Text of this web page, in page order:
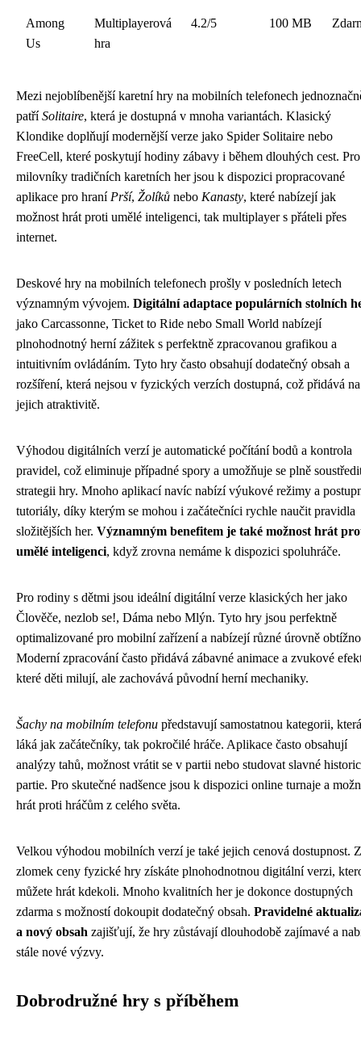
Among
Us
Multiplayerová
hra
4.2/5 100 MB
Mezi nejoblíbenější karetní hry na mobilních telefonech
patříSolitaire, která je dostupná v mnoha variantách. Klasický
Klondike doplňují modernější verze jako Spider Solitaire nebo
FreeCell, které poskytují hodiny zábavy i během dlouhých cest. Pro
milovníky tradičních karetních her jsou k dispozici propracované
aplikace pro hraní Prší, Žolíků nebo Kanasty, které nabízejí jak
možnost hrát proti umělé inteligenci, tak multiplayer s přáteli přes
internet.
Deskové hry na mobilních telefonech prošly v posledních letech
významným vývojem. Digitální adaptace populárních stolních
jako Carcassonne, Ticket to Ride nebo Small World nabízejí
plnohodnotný herní zážitek s perfektně zpracovanou grafikou a
intuitivním ovládáním. Tyto hry často obsahují dodatečný obsah a
rozšíření, která nejsou v fyzických verzích dostupná, což přidává na
jejich atraktivitě.
Výhodou digitálních verzí je automatické počítání bodů a kontrola
pravidel, což eliminuje případné spory a umožňuje se plně
strategii hry. Mnoho aplikací navíc nabízí výukové režimy a
tutoriály, díky kterým se mohou i začátečníci rychle naučit pravidla
složitějších her. Významným benefitem je také možnost hrát
umělé inteligenci, když zrovna nemáme k dispozici spoluhráče.
Pro rodiny s dětmi jsou ideální digitální verze klasických her jako
Člověče, nezlob se!, Dáma nebo Mlýn. Tyto hry jsou perfektně
optimalizované pro mobilní zařízení a nabízejí různé úrovně
Moderní zpracování často přidává zábavné animace a zvukové
které děti milují, ale zachovává původní herní mechaniky.
Šachy na mobilním telefonu představují samostatnou kategorii, která
láká jak začátečníky, tak pokročilé hráče. Aplikace často obsahují
analýzy tahů, možnost vrátit se v partii nebo studovat slavné
partie. Pro skutečné nadšence jsou k dispozici online turnaje a
hrát proti hráčům z celého světa.
Velkou výhodou mobilních verzí je také jejich cenová dostupnost.
zlomek ceny fyzické hry získáte plnohodnotnou digitální verzi,
můžete hrát kdekoli. Mnoho kvalitních her je dokonce dostupných
zdarma s možností dokoupit dodatečný obsah. Pravidelné
a nový obsah zajišťují, že hry zůstávají dlouhodobě zajímavé a
stále nové výzvy.
Dobrodružné hry s příběhem